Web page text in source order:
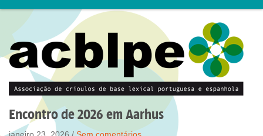
Encontro de 2026 em Aarhus